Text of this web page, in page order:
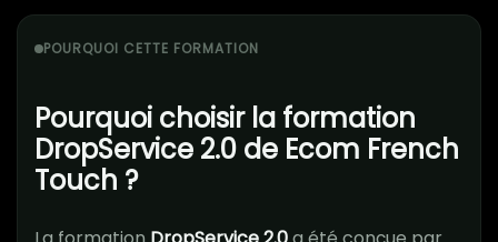
POURQUOI CETTE FORMATION
Pourquoi choisir la formation
DropService 2.0 de Ecom French
Touch ?